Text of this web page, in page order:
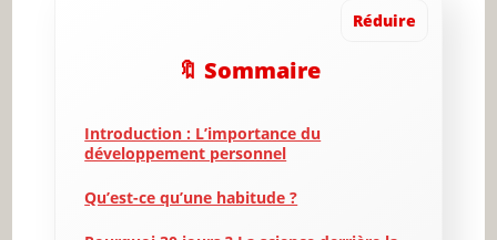
Réduire
🔖 Sommaire
Introduction : L’importance du
développement personnel
Qu’est-ce qu’une habitude ?